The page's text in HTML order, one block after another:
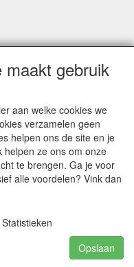
maakt gebruik
aan welke cookies we
verzamelen geen
helpen ons de site en je
helpen ze ons om onze
te brengen. Ga je voor
alle voordelen? Vink dan
Statistieken
Opslaan